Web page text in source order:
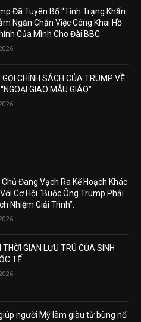
Đã Tuyên Bố “Tình Trạng Khẩn
Ngăn Chặn Việc Công Khai Hồ
Của Mình Cho Đài BBC
GỌI CHÍNH SÁCH CỦA TRUMP VỀ
GIAO MẪU GIÁO”
Chủ Đang Vạch Ra Kế Hoạch Khác
Cơ Hội “Buộc Ông Trump Phải
Nhiệm Giải Trình”.
THỜI GIAN LƯU TRÚ CỦA SINH
TẾ
người Mỹ làm giàu từ bùng nổ